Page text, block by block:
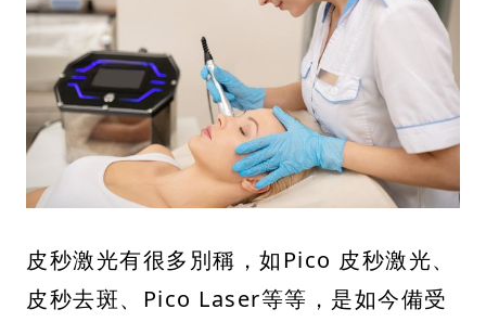
皮秒激光有很多別稱，如Pico 皮秒激光、
皮秒去斑、Pico Laser等等，是如今備受